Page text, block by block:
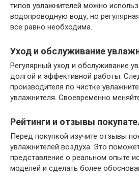
типов увлажнителей можно
водопроводную воду, но
все равно необходима.
Уход и обслуживание
Регулярный уход и обслуживание
долгой и эффективной работы.
производителя по чистке
увлажнителя. Своевременно
Рейтинги и отзывы
Перед покупкой изучите отзывы
увлажнителей воздуха. Это
представление о реальном опыте
моделей и сделать более